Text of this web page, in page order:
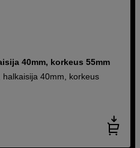
40mm, korkeus 55mm
40mm, korkeus